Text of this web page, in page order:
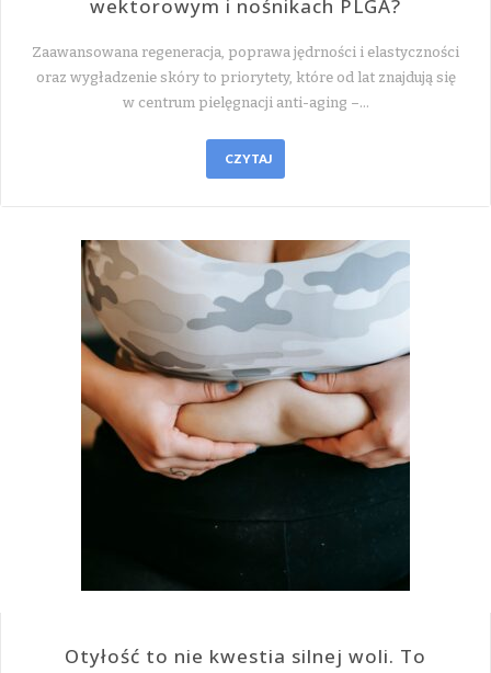
wektorowym i nośnikach PLGA?
Zaawansowana regeneracja, poprawa jędrności i elastyczności
oraz wygładzenie skóry to priorytety, które od lat znajdują się
w centrum pielęgnacji anti-aging –…
CZYTAJ
Otyłość to nie kwestia silnej woli. To